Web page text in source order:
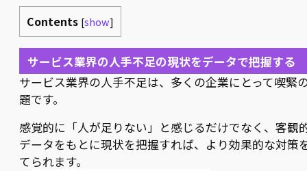
Contents [show]
サービス業界の人手不足の現状をデータで把握する
サービス業界の人手不足は、多くの企業にとって喫緊
題です。
感覚的に「人が足りない」と感じるだけでなく、客観
データをもとに現状を把握すれば、より効果的な対策
てられます。